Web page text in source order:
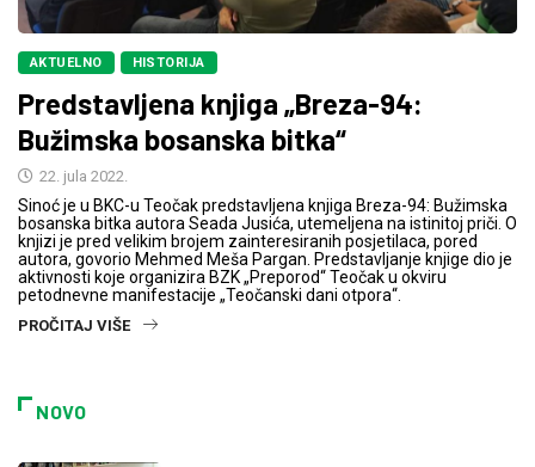
AKTUELNO HISTORIJA
Predstavljena knjiga „Breza-94:
Bužimska bosanska bitka“
22. jula 2022.
Sinoć je u BKC-u Teočak predstavljena knjiga Breza-94: Bužimska
bosanska bitka autora Seada Jusića, utemeljena na istinitoj priči. O
knjizi je pred velikim brojem zainteresiranih posjetilaca, pored
autora, govorio Mehmed Meša Pargan. Predstavljanje knjige dio je
aktivnosti koje organizira BZK „Preporod“ Teočak u okviru
petodnevne manifestacije „Teočanski dani otpora“.
PROČITAJ VIŠE
NOVO